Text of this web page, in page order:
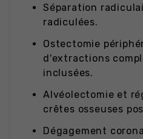
Séparation
radiculées.
Ostectomie
d'extractions
inclusées.
Alvéolectomie et
crêtes osseuses
Dégagement